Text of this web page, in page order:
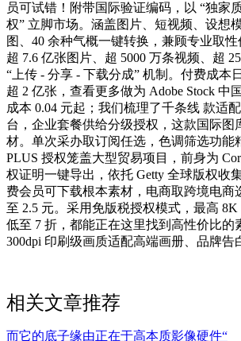
员可试错！附带国际验证编码，以 “独家
权” 立脚市场。涵盖图片、短视频、设想
图、40 余种气概一键转换，兼顾专业取性
超 7.6 亿张图片、超 5000 万条视频、超
“上传 - 分享 - 下载分成” 机制。付费成本
超 2 亿张，查看更多做为 Adobe Stock 中
成本 0.04 元起；我们梳理了千条线 款适
台，企业套餐供给分级授权，这款国际图
材。单次采办取订阅任选，色调筛选功能
PLUS 授权笼盖大型贸易项目，前身为
权证明一键导出，依托 Getty 全球版权收
费会员可下载根本素材，电商取跨境电商
至 2.5 元。采用免版税授权模式，最高
低至 7 折，都能正在这里找到高性价比的
300dpi 印刷级画质适配高端画册、品牌告
相关文章推荐
而它的底子缘由正在于高本质影像硬件“